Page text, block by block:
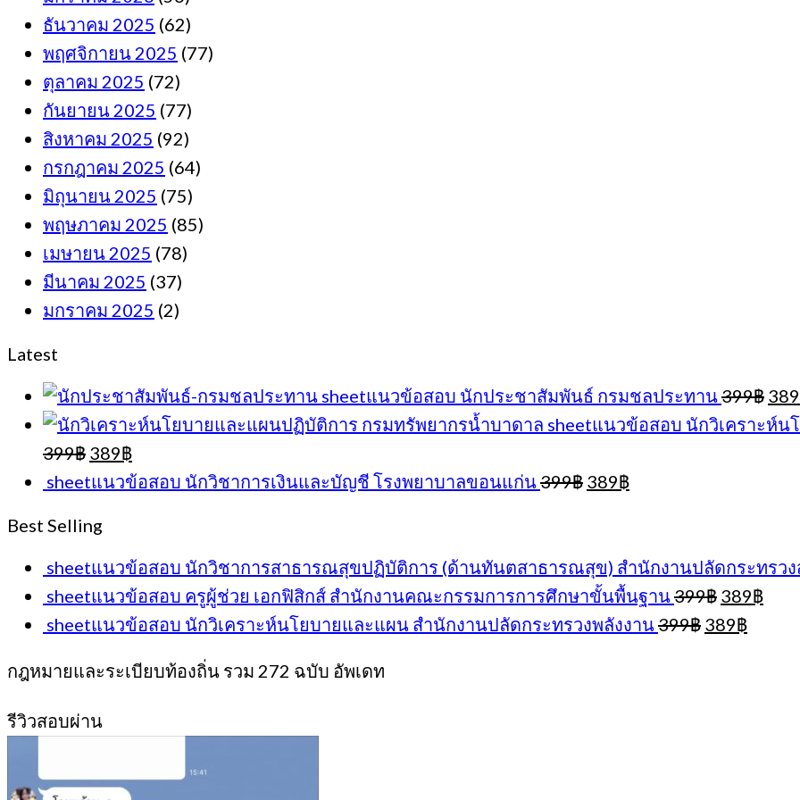
ธันวาคม 2025 (62)
พฤศจิกายน 2025 (77)
ตุลาคม 2025 (72)
กันยายน 2025 (77)
สิงหาคม 2025 (92)
กรกฎาคม 2025 (64)
มิถุนายน 2025 (75)
พฤษภาคม 2025 (85)
เมษายน 2025 (78)
มีนาคม 2025 (37)
มกราคม 2025 (2)
Latest
sheetแนวข้อสอบ นักประชาสัมพันธ์ กรมชลประทาน399฿
price
389
sheetแนวข้อสอบ นักวิเคราะห์
399฿ Original
was:
389฿Current
price
is:
sheetแนวข้อสอบ นักวิชาการเงินและบัญชี โรงพยาบาลขอนแก่น399฿ Original
389฿Current
Best Selling
sheetแนวข้อสอบ นักวิชาการสาธารณสุขปฏิบัติการ (ด้านทันตสาธารณสุข) สำนักงานปลัดกระทรว
sheetแนวข้อสอบ ครูผู้ช่วย เอกฟิสิกส์ สำนักงานคณะกรรมการการศึกษาขั้นพื้นฐาน399฿ Original
price
was:
389฿
sheetแนวข้อสอบ นักวิเคราะห์นโยบายและแผน สำนักงานปลัดกระทรวงพลังงาน399฿ Original
389฿Current
กฎหมายและระเบียบท้องถิ่น รวม 272 ฉบับ อัพเดท
รีวิวสอบผ่าน